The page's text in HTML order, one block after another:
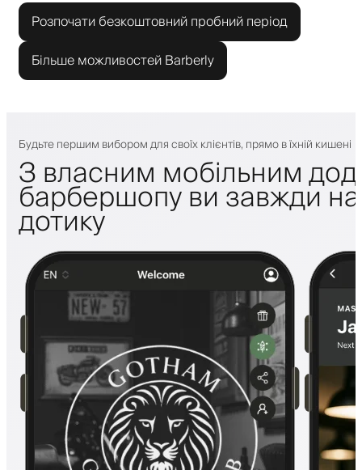
Розпочати безкоштовний пробний період
Більше можливостей Barberly
Будьте першим вибором для своїх клієнтів, прямо в їхній кишені
З власним мобільним
барбершопу ви завжди на
дотику